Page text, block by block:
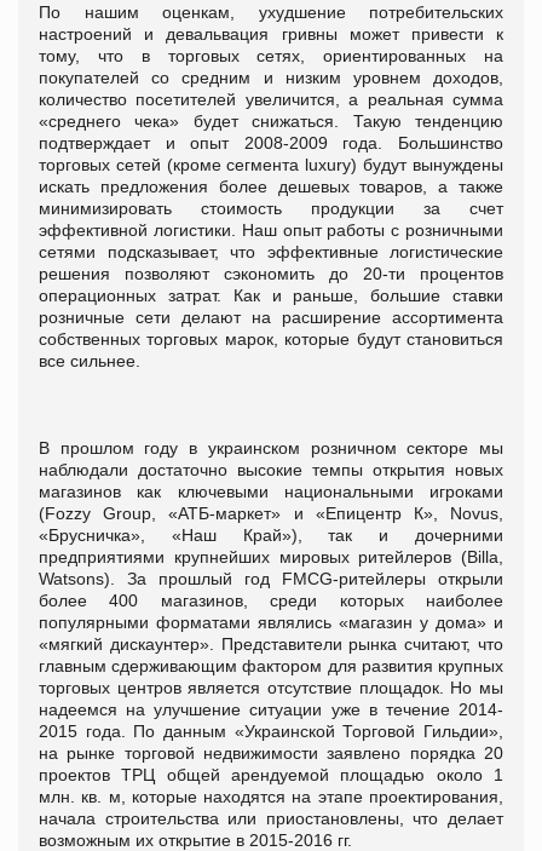
По нашим оценкам, ухудшение потребительских
настроений и девальвация гривны может привести к
тому, что в торговых сетях, ориентированных на
покупателей со средним и низким уровнем доходов,
количество посетителей увеличится, а реальная сумма
«среднего чека» будет снижаться. Такую тенденцию
подтверждает и опыт 2008-2009 года. Большинство
торговых сетей (кроме сегмента luxury) будут вынуждены
искать предложения более дешевых товаров, а также
минимизировать стоимость продукции за счет
эффективной логистики. Наш опыт работы с розничными
сетями подсказывает, что эффективные логистические
решения позволяют сэкономить до 20-ти процентов
операционных затрат. Как и раньше, большие ставки
розничные сети делают на расширение ассортимента
собственных торговых марок, которые будут становиться
все сильнее.
В прошлом году в украинском розничном секторе мы
наблюдали достаточно высокие темпы открытия новых
магазинов как ключевыми национальными игроками
(Fozzy Group, «АТБ-маркет» и «Епицентр К», Novus,
«Брусничка», «Наш Край»), так и дочерними
предприятиями крупнейших мировых ритейлеров (Billa,
Watsons). За прошлый год FMCG-ритейлеры открыли
более 400 магазинов, среди которых наиболее
популярными форматами являлись «магазин у дома» и
«мягкий дискаунтер». Представители рынка считают, что
главным сдерживающим фактором для развития крупных
торговых центров является отсутствие площадок. Но мы
надеемся на улучшение ситуации уже в течение 2014-
2015 года. По данным «Украинской Торговой Гильдии»,
на рынке торговой недвижимости заявлено порядка 20
проектов ТРЦ общей арендуемой площадью около 1
млн. кв. м, которые находятся на этапе проектирования,
начала строительства или приостановлены, что делает
возможным их открытие в 2015-2016 гг.